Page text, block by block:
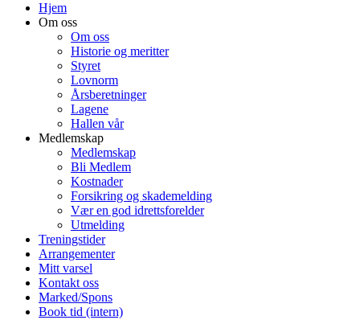
Hjem
Om oss
Om oss
Historie og meritter
Styret
Lovnorm
Årsberetninger
Lagene
Hallen vår
Medlemskap
Medlemskap
Bli Medlem
Kostnader
Forsikring og skademelding
Vær en god idrettsforelder
Utmelding
Treningstider
Arrangementer
Mitt varsel
Kontakt oss
Marked/Spons
Book tid (intern)